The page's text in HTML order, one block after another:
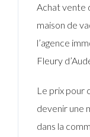
Achat vente
maison de
l’agence
Fleury
Le prix pour
devenir une
dans la